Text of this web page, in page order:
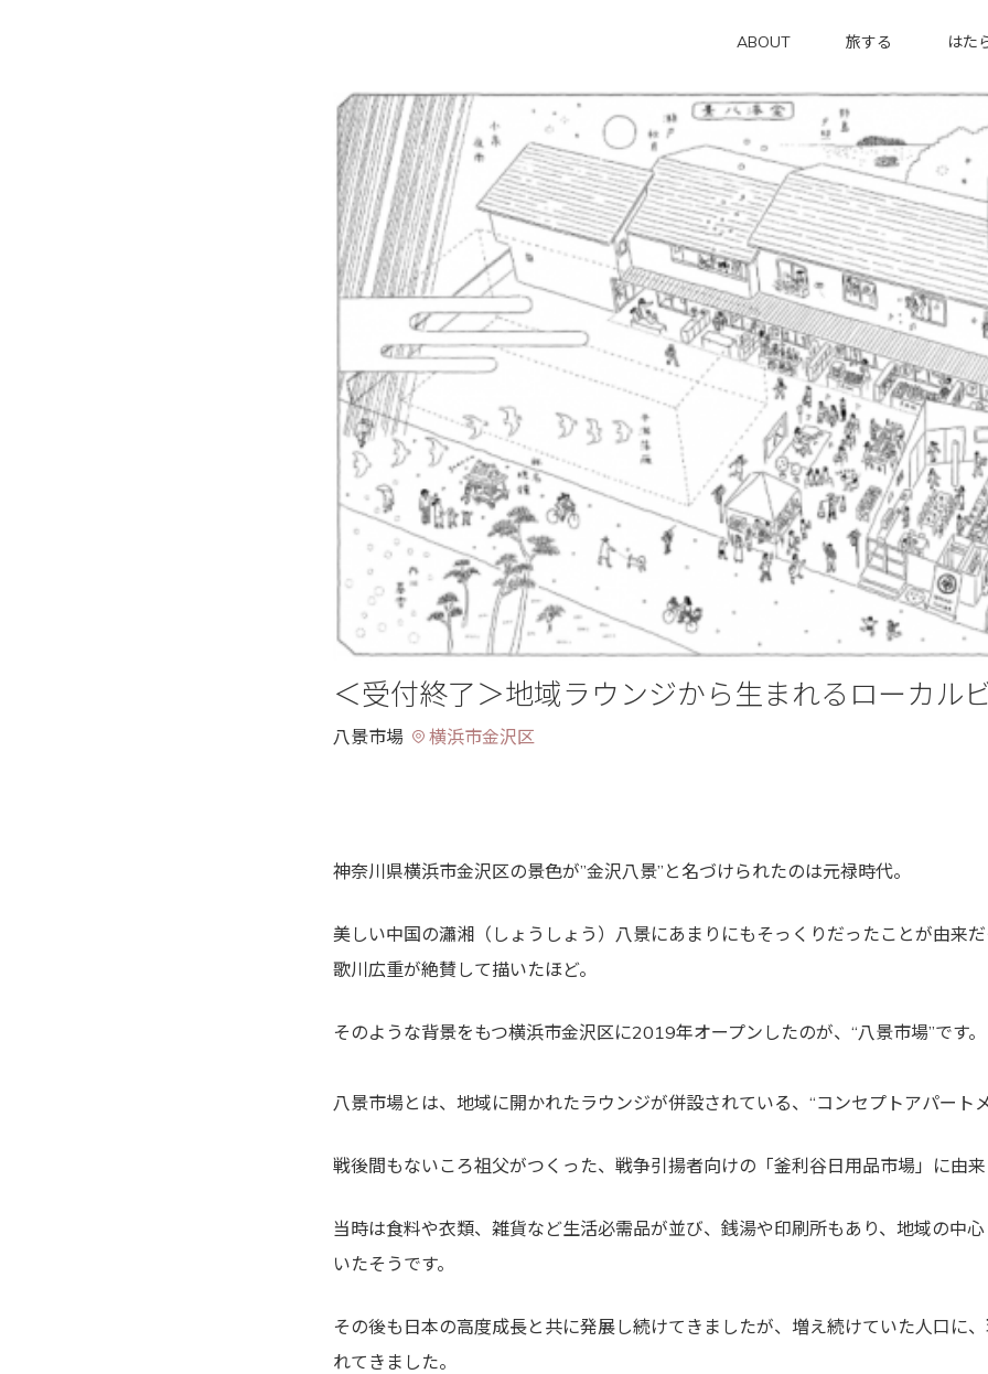
ABOUT 旅する はた
＜受付終了＞地域ラウンジから生まれるローカル
八景市場 横浜市金沢区
神奈川県横浜市金沢区の景色が”金沢八景”と名づけられたのは元禄時代。
美しい中国の瀟湘（しょうしょう）八景にあまりにもそっくりだったことが由来
歌川広重が絶賛して描いたほど。
そのような背景をもつ横浜市金沢区に2019年オープンしたのが、“八景市場”です。
八景市場とは、地域に開かれたラウンジが併設されている、“コンセプトアパート
戦後間もないころ祖父がつくった、戦争引揚者向けの「釜利谷日用品市場」に由
当時は食料や衣類、雑貨など生活必需品が並び、銭湯や印刷所もあり、地域の中
いたそうです。
その後も日本の高度成長と共に発展し続けてきましたが、増え続けていた人口に
れてきました。